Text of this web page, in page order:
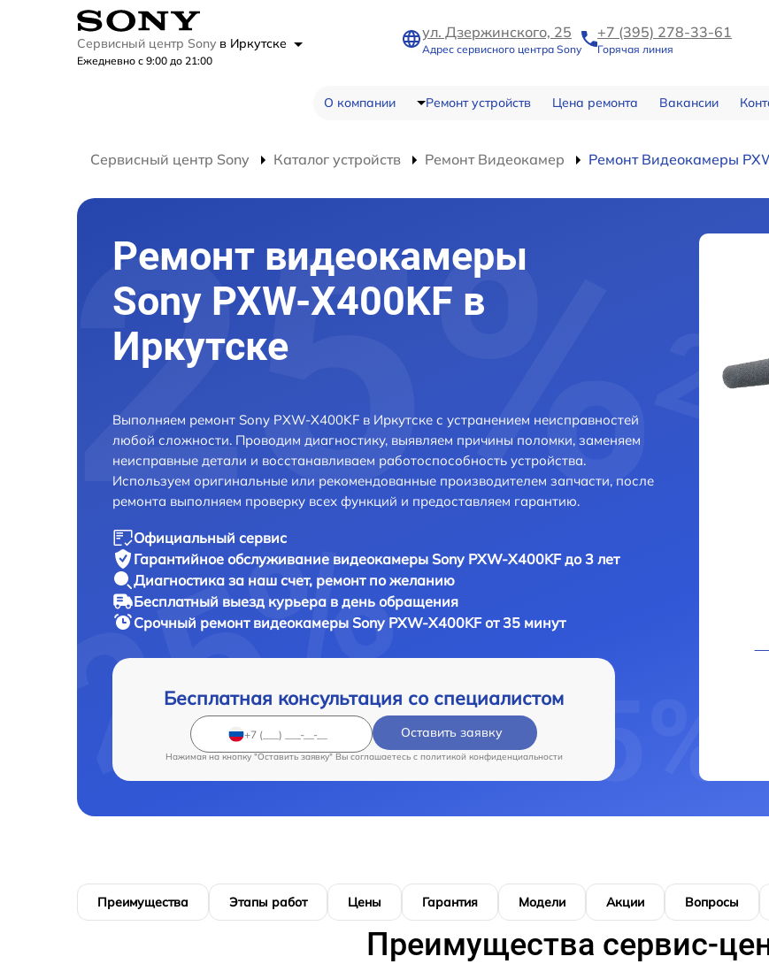
Сервисный центр Sony в Иркутске
Ежедневно с 9:00 до 21:00
ул. Дзержинского, 25
Адрес сервисного центра Sony
+7 (395) 278-33-61
Горячая линия
О компании Ремонт устройств Цена ремонта Вакансии
Сервисный центр Sony Каталог устройств Ремонт Видеокамер Ремонт Видеокамеры
Ремонт видеокамеры
Sony PXW-X400KF в
Иркутске
Выполняем ремонт Sony PXW-X400KF в Иркутске с устранением неисправностей
любой сложности. Проводим диагностику, выявляем причины поломки, заменяем
неисправные детали и восстанавливаем работоспособность устройства.
Используем оригинальные или рекомендованные производителем запчасти, после
ремонта выполняем проверку всех функций и предоставляем гарантию.
Официальный сервис
Гарантийное обслуживание видеокамеры Sony PXW-X400KF до 3 лет
Диагностика за наш счет, ремонт по желанию
Бесплатный выезд курьера в день обращения
Срочный ремонт видеокамеры Sony PXW-X400KF от 35 минут
Бесплатная консультация со специалистом
Оставить заявку
Нажимая на кнопку "Оставить заявку" Вы соглашаетесь c политикой конфиденциальности
Преимущества Этапы работ Цены Гарантия Модели Акции Вопросы
Преимущества сервис-